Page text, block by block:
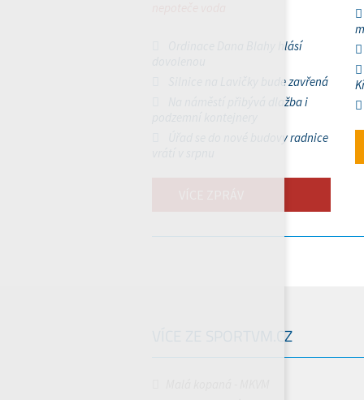
Ordinace Dana Blahy hlásí
Silnice na Lavičky bude zavřená
Na náměstí přibývá dlažba i
Úřad se do nové budovy radnice
VÍCE ZE SPORTVM.CZ